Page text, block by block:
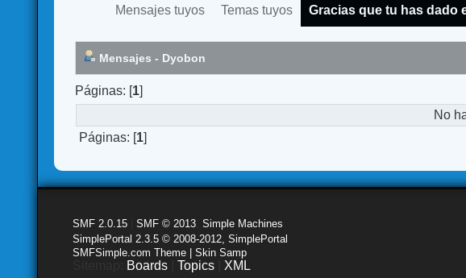
Mensajes tuyos Temas tuyos Gracias que tu has dado
Mensajes - Dyobon
Páginas: [1]
No
Páginas: [1]
SMF 2.0.15 |SMF © 2013 ,Simple Machines
SimplePortal 2.3.5 © 2008-2012, SimplePortal
SMFSimple.com Theme | Skin Samp
Boards |Topics XML